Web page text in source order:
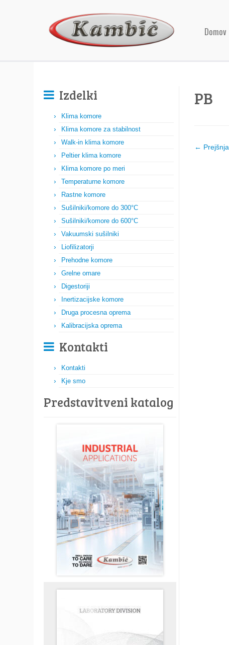
Domov
Izdelki
Klima komore
Klima komore za stabilnost
Walk-in klima komore
Peltier klima komore
Klima komore po meri
Temperaturne komore
Rastne komore
Sušilniki/komore do 300°C
Sušilniki/komore do 600°C
Vakuumski sušilniki
Liofilizatorji
Prehodne komore
Grelne omare
Digestoriji
Inertizacijske komore
Druga procesna oprema
Kalibracijska oprema
Kontakti
Kontakti
Kje smo
Predstavitveni katalog​​
PB
← Prejšnja